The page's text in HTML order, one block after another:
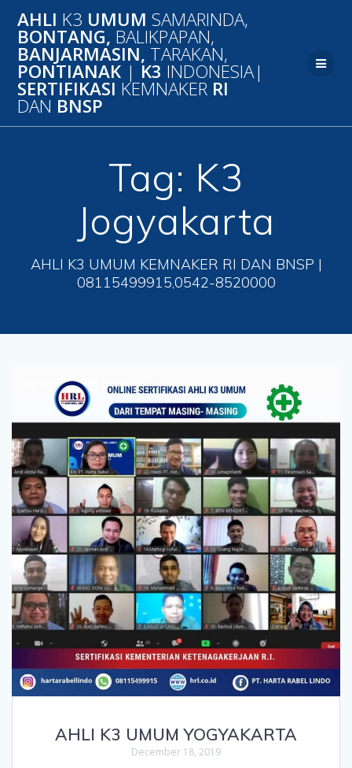
to
content
AHLI K3 UMUM SAMARINDA,
BONTANG, BALIKPAPAN,
BANJARMASIN, TARAKAN,
PONTIANAK | K3 INDONESIA|
SERTIFIKASI KEMNAKER RI
DAN BNSP
Tag: K3
Jogyakarta
AHLI K3 UMUM KEMNAKER RI DAN BNSP |
08115499915,0542-8520000
AHLI K3 UMUM YOGYAKARTA
December 18, 2019